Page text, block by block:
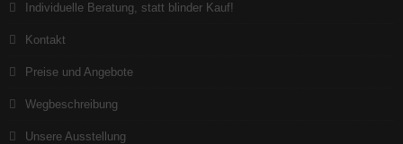
Individuelle Beratung, statt blinder Kauf!
Kontakt
Preise und Angebote
Wegbeschreibung
Unsere Ausstellung